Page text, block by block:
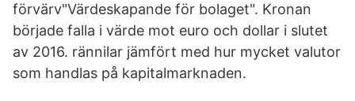
förvärv"Värdeskapande för bolaget". Kronan
började falla i värde mot euro och dollar i slutet
av 2016. rännilar jämfört med hur mycket valutor
som handlas på kapitalmarknaden.